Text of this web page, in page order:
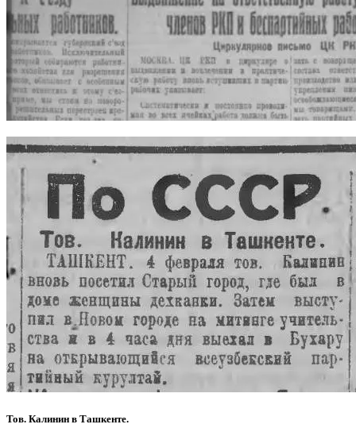
Тов. Калинин в Ташкенте.